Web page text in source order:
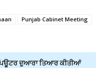
Punjab Cabinet Meeting
ਦੁਆਰਾ ਤਿਆਰ ਕੀਤੀਆਂ